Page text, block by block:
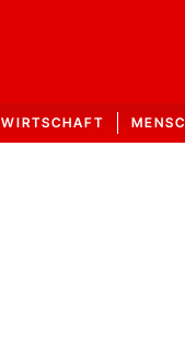
WIRTSCHAFT